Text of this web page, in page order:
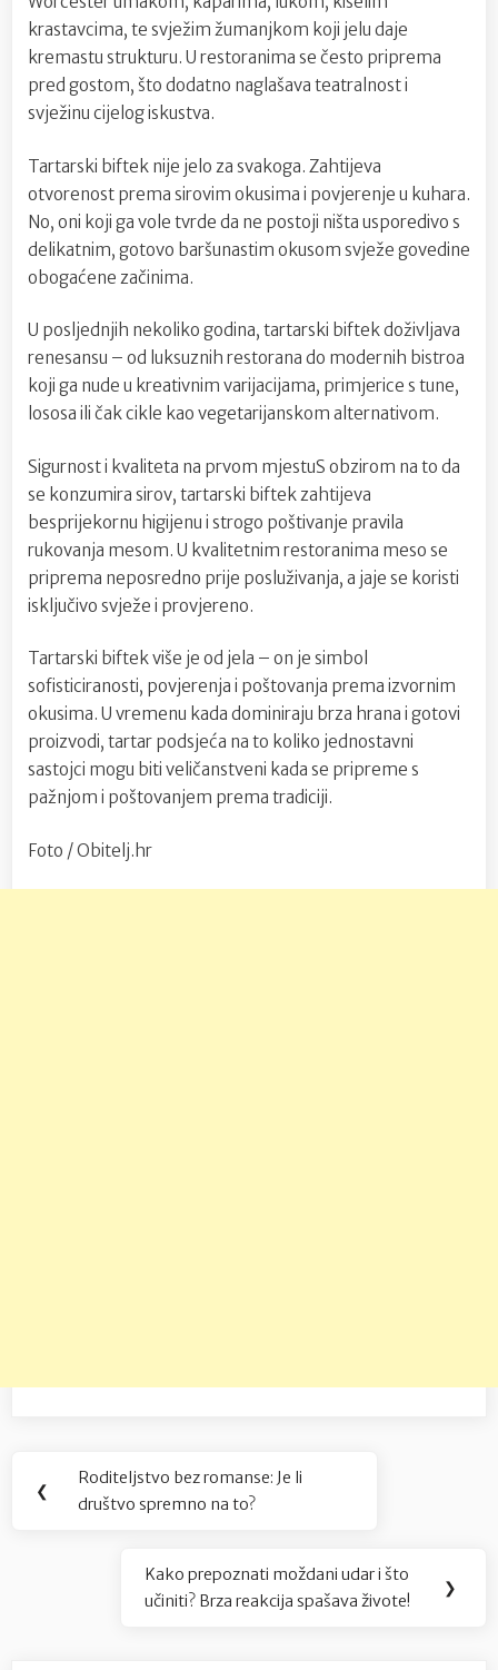
krastavcima, te svježim žumanjkom koji jelu daje
kremastu strukturu. U restoranima se često priprema
pred gostom, što dodatno naglašava teatralnost i
svježinu cijelog iskustva.
Tartarski biftek nije jelo za svakoga. Zahtijeva
otvorenost prema sirovim okusima i povjerenje u kuhara.
No, oni koji ga vole tvrde da ne postoji ništa usporedivo s
delikatnim, gotovo baršunastim okusom svježe govedine
obogaćene začinima.
U posljednjih nekoliko godina, tartarski biftek doživljava
renesansu – od luksuznih restorana do modernih bistroa
koji ga nude u kreativnim varijacijama, primjerice s tune,
lososa ili čak cikle kao vegetarijanskom alternativom.
Sigurnost i kvaliteta na prvom mjestuS obzirom na to da
se konzumira sirov, tartarski biftek zahtijeva
besprijekornu higijenu i strogo poštivanje pravila
rukovanja mesom. U kvalitetnim restoranima meso se
priprema neposredno prije posluživanja, a jaje se koristi
isključivo svježe i provjereno.
Tartarski biftek više je od jela – on je simbol
sofisticiranosti, povjerenja i poštovanja prema izvornim
okusima. U vremenu kada dominiraju brza hrana i gotovi
proizvodi, tartar podsjeća na to koliko jednostavni
sastojci mogu biti veličanstveni kada se pripreme s
pažnjom i poštovanjem prema tradiciji.
Foto / Obitelj.hr
Navigacija
objava
❮
Previous
Post:
Roditeljstvo bez romanse: Je li
društvo spremno na to?
Next
Post:
Kako prepoznati moždani udar i što
učiniti? Brza reakcija spašava živote!
❯